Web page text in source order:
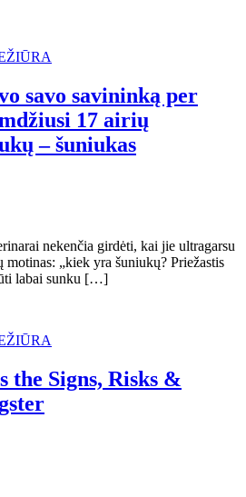
savo savininką per
17 airių
– šuniukas
nekenčia girdėti, kai jie ultragarsu
motinas: „kiek yra šuniukų? Priežastis
labai sunku […]
the Signs, Risks &